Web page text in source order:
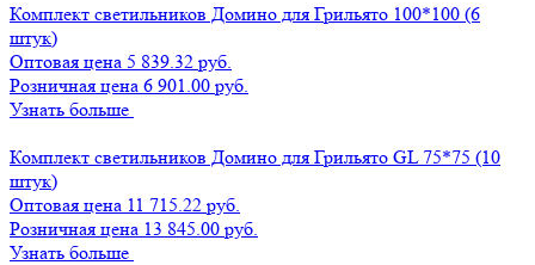
Комплект светильников Домино для Грильято 100*100 (6
штук)
Оптовая цена 5 839.32 руб.
Розничная цена 6 901.00 руб.
Узнать больше
Комплект светильников Домино для Грильято GL 75*75 (10
штук)
Оптовая цена 11 715.22 руб.
Розничная цена 13 845.00 руб.
Узнать больше